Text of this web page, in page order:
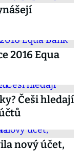
2016 Equa
Češi hledají
nový účet,